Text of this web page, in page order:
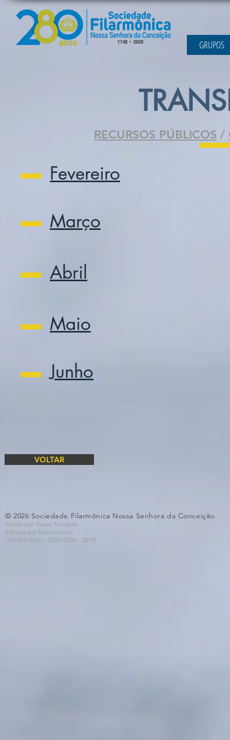
GRUPOS
RECURSOS PÚBLICOS/
Fevereiro
Março
Abril
Maio
Junho
VOLTAR
© 2026 Sociedade Filarmônica Nossa Senhora da Conceição.
Criado por Tássio Trindade
Editado por Marcos Lima
Última Edição - 22/07/2026- 23:19